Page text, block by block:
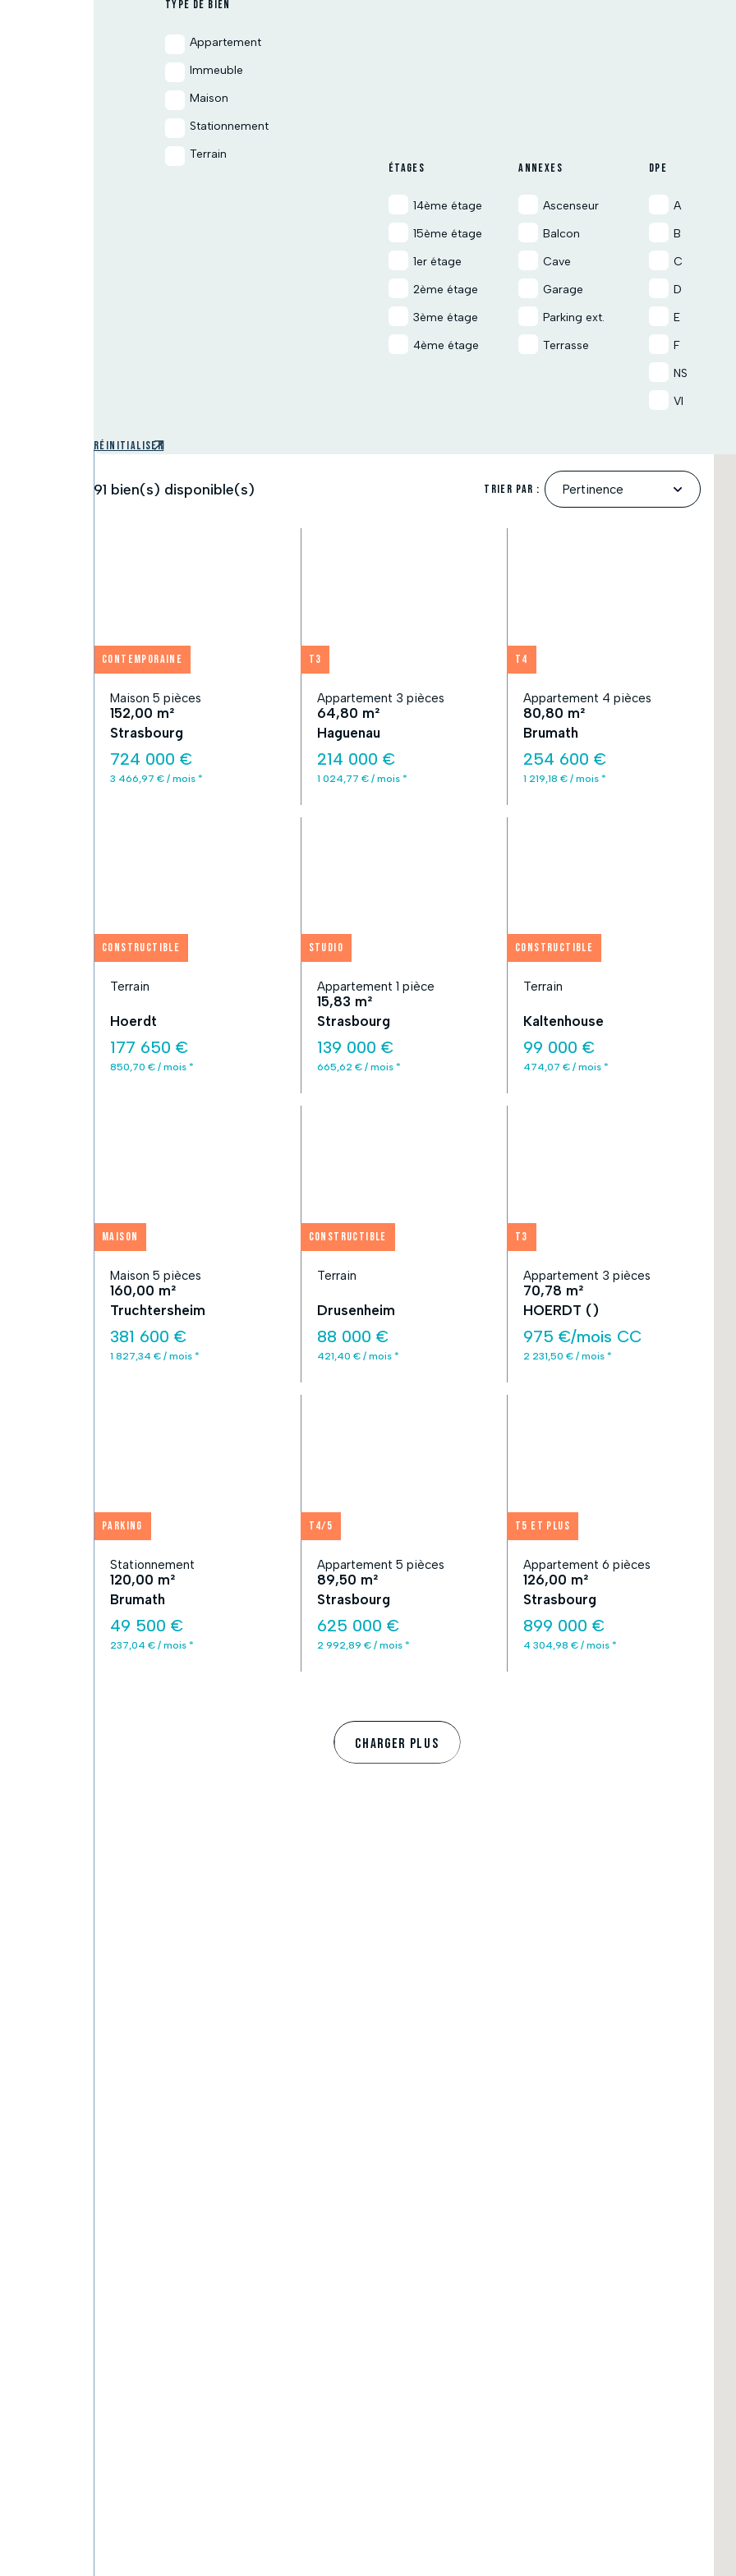
TYPE DE BIEN
Appartement
Immeuble
Maison
Stationnement
Terrain
ÉTAGES
14ème étage
15ème étage
1er étage
2ème étage
3ème étage
4ème étage
ANNEXES
Ascenseur
Balcon
Cave
Garage
Parking ext.
Terrasse
DPE
A
B
C
D
E
F
NS
VI
Réinitialiser
91 bien(s) disponible(s) Trier par :
Contemporaine
Maison 5 pièces
152,00 m²
Strasbourg
724 000 €
3 466,97 € / mois *
T3
Appartement 3 pièces
64,80 m²
Haguenau
214 000 €
1 024,77 € / mois *
T4
Appartement 4 pièces
80,80 m²
Brumath
254 600 €
1 219,18 € / mois *
Constructible
Terrain
Hoerdt
177 650 €
850,70 € / mois *
Studio
Appartement 1 pièce
15,83 m²
Strasbourg
139 000 €
665,62 € / mois *
Constructible
Terrain
Kaltenhouse
99 000 €
474,07 € / mois *
Maison
Maison 5 pièces
160,00 m²
Truchtersheim
381 600 €
1 827,34 € / mois *
Constructible
Terrain
Drusenheim
88 000 €
421,40 € / mois *
T3
Appartement 3 pièces
70,78 m²
HOERDT ()
975 €/mois CC
2 231,50 € / mois *
Parking
Stationnement
120,00 m²
Brumath
49 500 €
237,04 € / mois *
T4/5
Appartement 5 pièces
89,50 m²
Strasbourg
625 000 €
2 992,89 € / mois *
T5 et plus
Appartement 6 pièces
126,00 m²
Strasbourg
899 000 €
4 304,98 € / mois *
CHARGER PLUS